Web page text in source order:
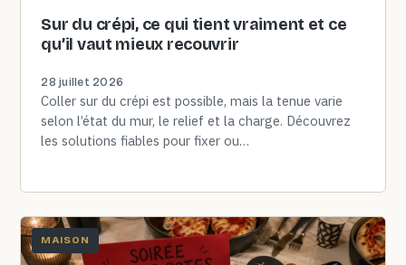
Sur du crépi, ce qui tient vraiment et ce
qu’il vaut mieux recouvrir
28 juillet 2026
Coller sur du crépi est possible, mais la tenue varie
selon l’état du mur, le relief et la charge. Découvrez
les solutions fiables pour fixer ou…
MAISON